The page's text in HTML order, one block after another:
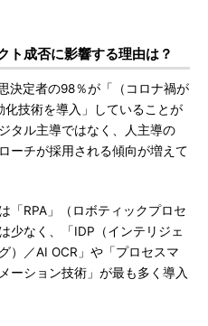
ト成否に影響する理由は？
決定者の98％が「（コロナ禍が
技術を導入」していることが
タル主導ではなく、人主導の
ーチが採用される傾向が増えて
RPA」（ロボティックプロセ
少なく、「IDP（インテリジェ
）／AI OCR」や「プロセスマ
ーション技術」が最も多く導入